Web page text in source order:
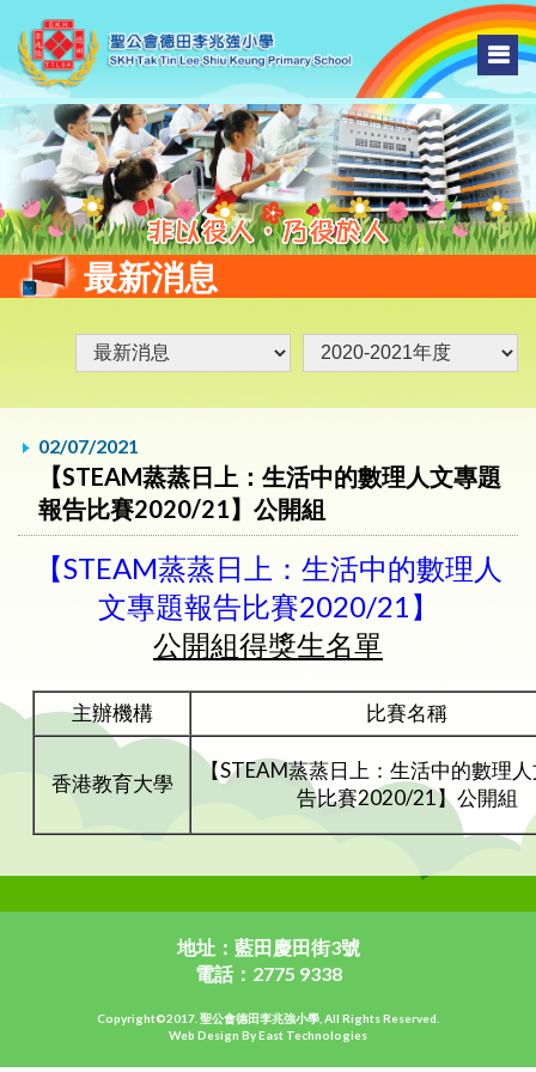
最新消息
02/07/2021
【STEAM蒸蒸日上：生活中的數理人文專題
報告比賽2020/21】公開組
【STEAM蒸蒸日上：生活中的數理人
文專題報告比賽2020/21】
公開組得獎生名單
主辦機構 比賽名稱
香港教育大學
【STEAM蒸蒸日上：生活中的數理
告比賽2020/21】公開組
地址：藍田慶田街3號
電話：2775 9338
Copyright©2017. 聖公會德田李兆強小學, All Rights Reserved.
Web Design By East Technologies